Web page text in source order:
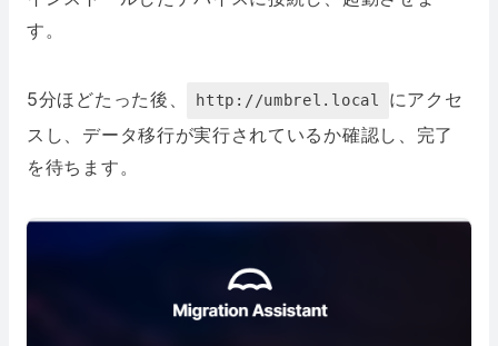
す。
5分ほどたった後、 http://umbrel.local
にアクセ
スし、データ移行が実行されているか確認し、完了
を待ちます。